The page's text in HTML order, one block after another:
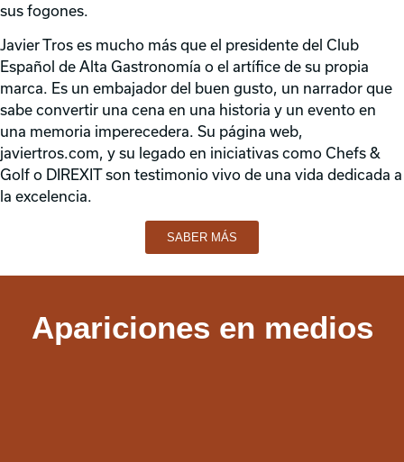
sus fogones.
Javier Tros es mucho más que el presidente del Club
Español de Alta Gastronomía o el artífice de su propia
marca. Es un embajador del buen gusto, un narrador que
sabe convertir una cena en una historia y un evento en
una memoria imperecedera. Su página web,
javiertros.com, y su legado en iniciativas como Chefs &
Golf o DIREXIT son testimonio vivo de una vida dedicada a
la excelencia.
SABER MÁS
Apariciones en medios